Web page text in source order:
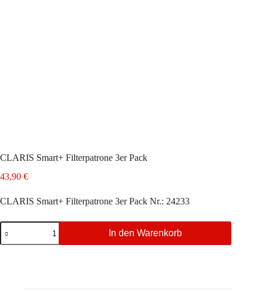
CLARIS Smart+ Filterpatrone 3er Pack
43,90 €
CLARIS Smart+ Filterpatrone 3er Pack Nr.: 24233
CLARIS
Smart+
Filterpatrone
In den Warenkorb